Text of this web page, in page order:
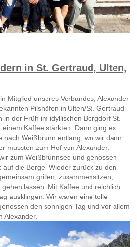
in St. Gertraud, Ulten,
Mitglied unseres Verbandes, Alexander
Pilshöfen in Ulten/St. Gertraud
in der Früh im idyllischen Bergdorf St.
Kaffee stärkten. Dann ging es
Weißbrunn entlang, wo wir dann
mussten zum Hof von Alexander.
zum Weißbrunnsee und genossen
auf die Berge. Wieder zurück zu den
grillen, zusammensitzen,
lassen. Mit Kaffee und reichlich
ausklingen. Wir waren eine tolle
den sonnigen Tag und vor allem
Alexander.